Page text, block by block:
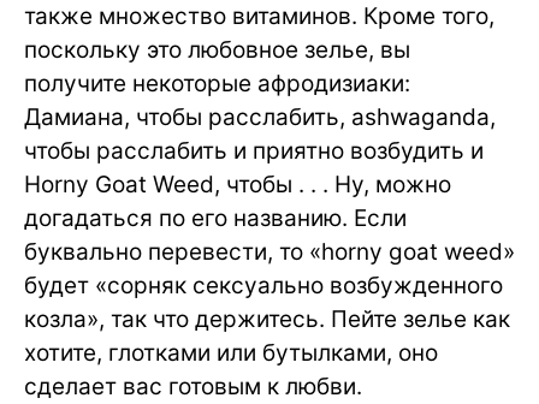
также множество витаминов. Кроме того,
поскольку это любовное зелье, вы
получите некоторые афродизиаки:
Дамиана, чтобы расслабить, ashwaganda,
чтобы расслабить и приятно возбудить и
Horny Goat Weed, чтобы . . . Ну, можно
догадаться по его названию. Если
буквально перевести, то «horny goat weed»
будет «сорняк сексуально возбужденного
козла», так что держитесь. Пейте зелье как
хотите, глотками или бутылками, оно
сделает вас готовым к любви.